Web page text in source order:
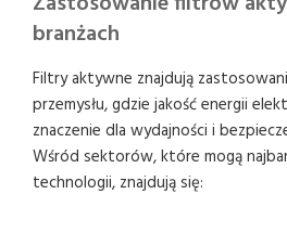
branżach
Filtry aktywne znajdują
przemysłu, gdzie jakość energii
znaczenie dla wydajności i
Wśród sektorów, które mogą
technologii, znajdują się: